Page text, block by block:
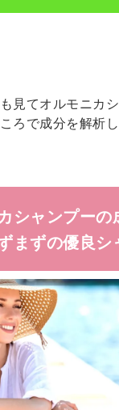
見てオルモニカ
ろで成分を解析
シャンプーの
まずの優良シ